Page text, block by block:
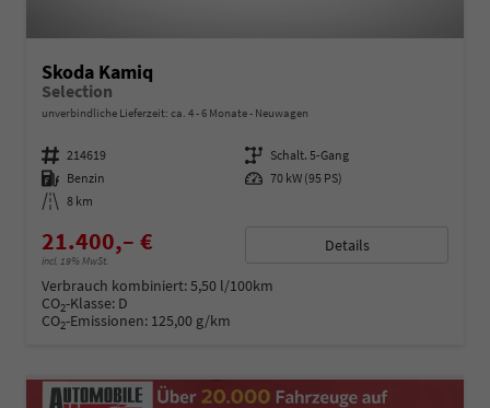
Skoda Kamiq
Selection
unverbindliche Lieferzeit: ca. 4 - 6 Monate Neuwagen
Fahrzeugnummer 214619 Getriebe Schalt. 5-Gang
Kraftstoff Benzin Leistung 70 kW (95 PS)
Kilometerstand 8 km
21.400,– €
incl. 19% MwSt.
Details
Verbrauch kombiniert:5,50 l/100km
CO2-Klasse: D
CO2-Emissionen: 125,00 g/km